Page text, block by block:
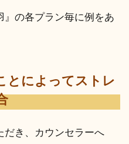
』の各プラン毎に例をあ
とによってストレ
だき、カウンセラーへ